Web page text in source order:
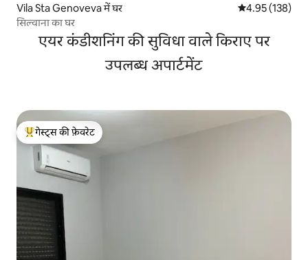
Vila Sta Genoveva में घर औसत रेटिंग 5 में से
4.95 (138)
सिल्वाना का घर
एयर कंडीशनिंग की सुविधा वाले किराए पर
उपलब्ध अपार्टमेंट
गेस्ट्स का टॉप फ़ेवरेट
गेस्ट्स की फ़ेवरेट